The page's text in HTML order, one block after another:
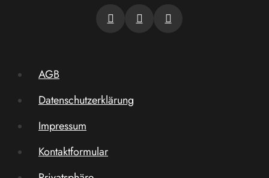
AGB
Datenschutzerklärung
Impressum
Kontaktformular